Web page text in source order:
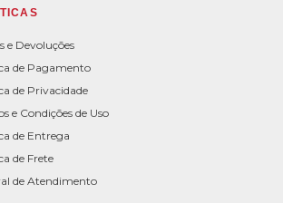
e Devoluções
de Pagamento
de Privacidade
e Condições de Uso
de Entrega
de Frete
de Atendimento